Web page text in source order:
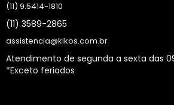
(11) 9.5414-1810
(11) 3589-2865
assistencia@kikos.com.br
Atendimento de segunda a sexta das
*Exceto feriados